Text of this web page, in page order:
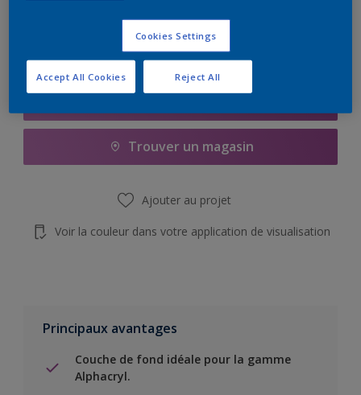
peut être acheté que dans des magasins sélectionnés.
Trouver un magasin
Ajouter au projet
Voir la couleur dans votre application de visualisation
Principaux avantages
Couche de fond idéale pour la gamme
Alphacryl.
Cookies Settings
Reject All
Accept All Cookies